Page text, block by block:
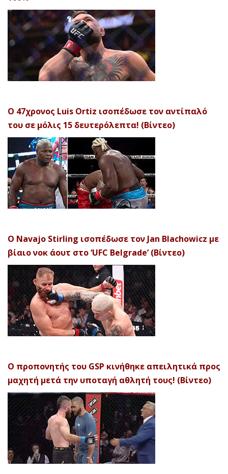
Ο 47χρονος Luis Ortiz ισοπέδωσε τον αντίπαλό
του σε μόλις 15 δευτερόλεπτα! (Βίντεο)
Ο Navajo Stirling ισοπέδωσε τον Jan Blachowicz με
βίαιο νοκ άουτ στο ‘UFC Belgrade’ (Βίντεο)
Ο προπονητής του GSP κινήθηκε απειλητικά προς
μαχητή μετά την υποταγή αθλητή τους! (Βίντεο)